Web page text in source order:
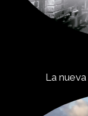
La nueva